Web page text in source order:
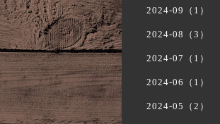
2024-09（1）
2024-08（3）
2024-07（1）
2024-06（1）
2024-05（2）